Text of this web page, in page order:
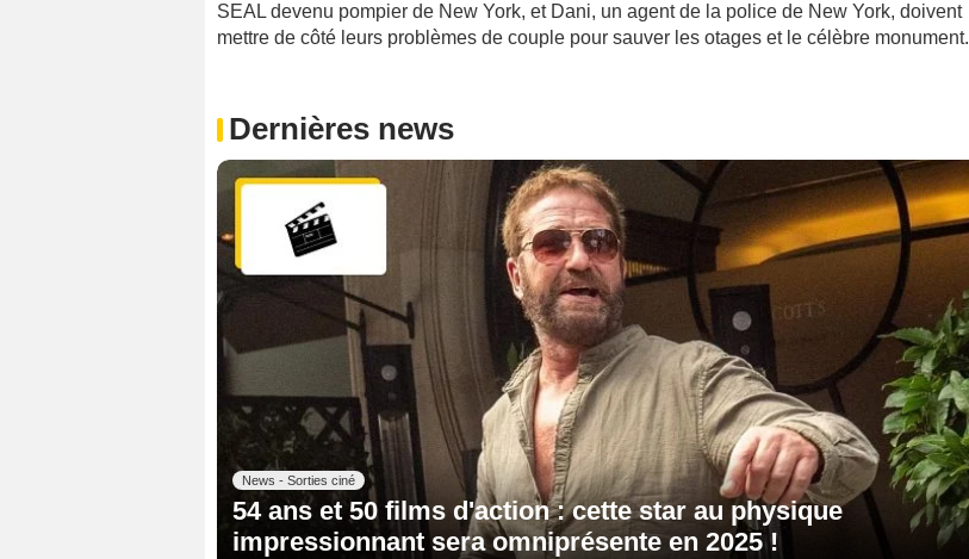
SEAL devenu pompier de New York, et Dani, un agent de la police de New York, doivent
mettre de côté leurs problèmes de couple pour sauver les otages et le célèbre monument.
Dernières news
News - Sorties ciné
54 ans et 50 films d'action : cette star au physique
impressionnant sera omniprésente en 2025 !